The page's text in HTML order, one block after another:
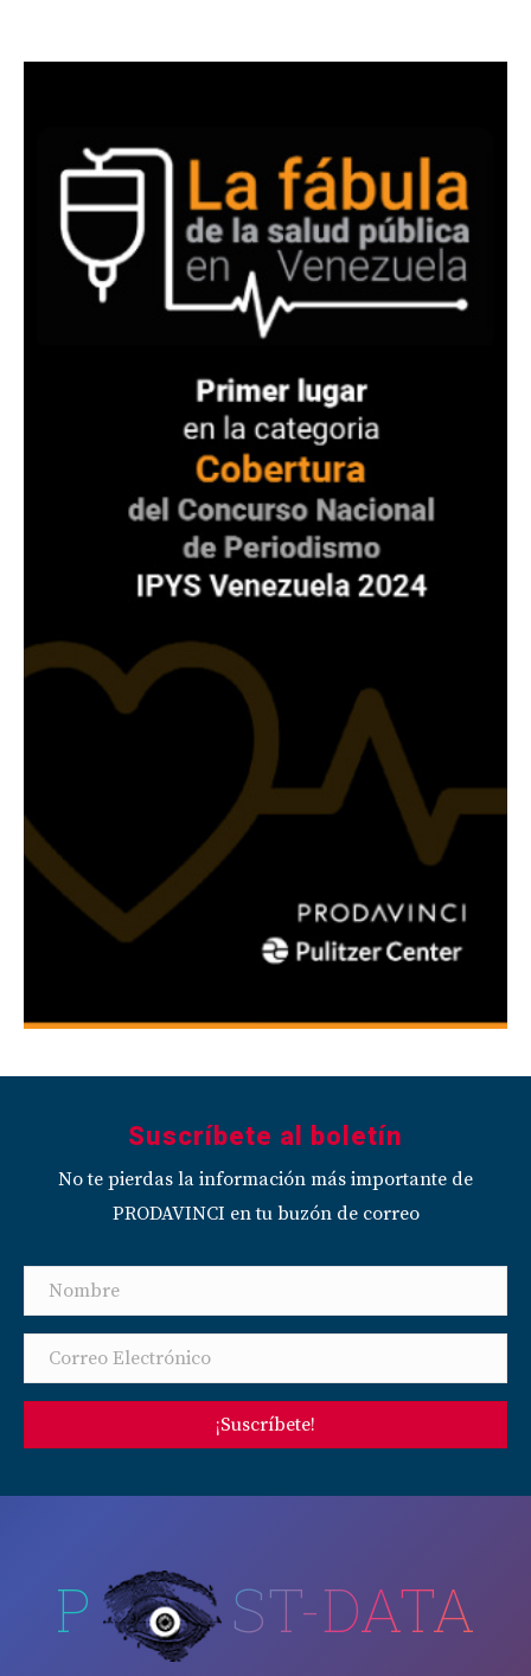
Suscríbete al boletín
No te pierdas la información más importante de
PRODAVINCI en tu buzón de correo
¡Suscríbete!
P ST-DATA